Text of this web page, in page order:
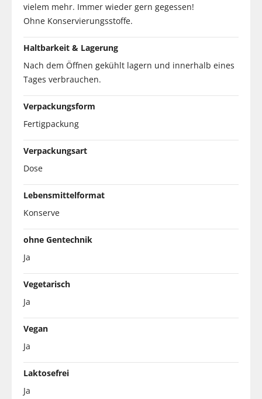
vielem mehr. Immer wieder gern gegessen!
Ohne Konservierungsstoffe.
Haltbarkeit & Lagerung
Nach dem Öffnen gekühlt lagern und innerhalb eines
Tages verbrauchen.
Verpackungsform
Fertigpackung
Verpackungsart
Dose
Lebensmittelformat
Konserve
ohne Gentechnik
Ja
Vegetarisch
Ja
Vegan
Ja
Laktosefrei
Ja